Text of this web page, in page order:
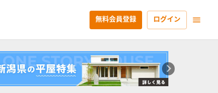
無料会員登録 ログイン